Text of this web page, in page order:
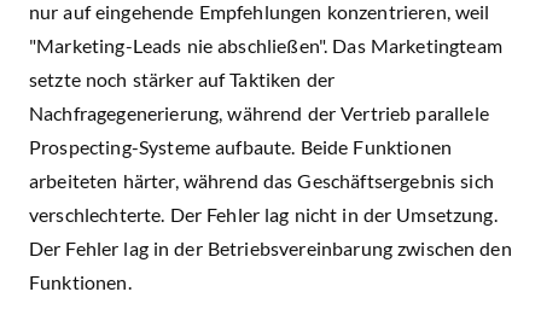
nur auf eingehende Empfehlungen konzentrieren, weil
"Marketing-Leads nie abschließen". Das Marketingteam
setzte noch stärker auf Taktiken der
Nachfragegenerierung, während der Vertrieb parallele
Prospecting-Systeme aufbaute. Beide Funktionen
arbeiteten härter, während das Geschäftsergebnis sich
verschlechterte. Der Fehler lag nicht in der Umsetzung.
Der Fehler lag in der Betriebsvereinbarung zwischen den
Funktionen.